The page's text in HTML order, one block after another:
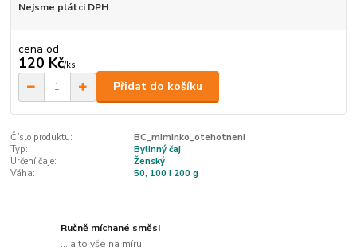
Nejsme plátci DPH
cena od
120 Kč/ks
Přidat do košíku
Číslo produktu:
BC_miminko_otehotneni
Typ:
Bylinný čaj
Určení čaje:
Ženský
Váha:
50, 100 i 200 g
Ručně míchané směsi
... a to vše na míru